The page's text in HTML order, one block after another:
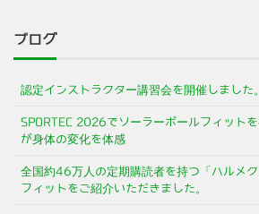
ブログ
認定インストラクター講習会を開催しました。
SPORTEC 2026でソーラーポールフィット
が身体の変化を体感
全国約46万人の定期購読者を持つ「ハルメ
フィットをご紹介いただきました。